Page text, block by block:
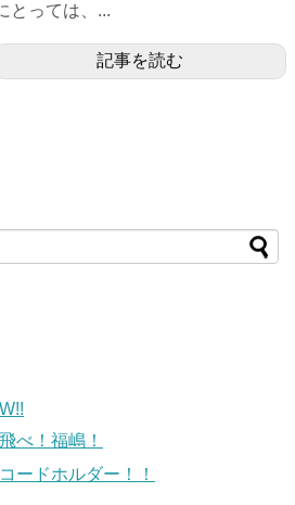
とっては、...
記事を読む
べ！福嶋！
ードホルダー！！